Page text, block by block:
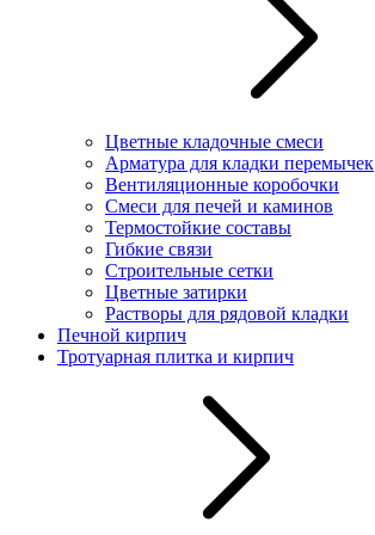
Цветные кладочные смеси
Арматура для кладки перемычек
Вентиляционные коробочки
Смеси для печей и каминов
Термостойкие составы
Гибкие связи
Строительные сетки
Цветные затирки
Растворы для рядовой кладки
Печной кирпич
Тротуарная плитка и кирпич